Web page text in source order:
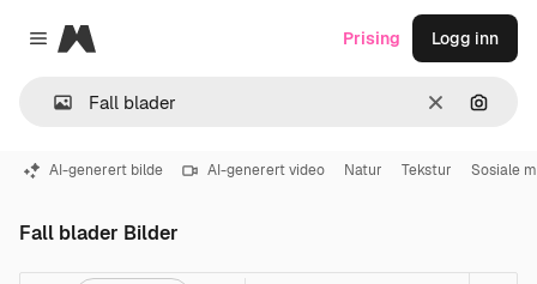
Close menu
Magnific
Slett Søk
Prising Logg inn
AI-generert bilde AI-generert video Natur Tekstur Sosiale
Fall blader Bilder